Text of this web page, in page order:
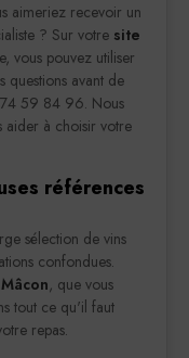
aimeriez recevoir un
? Sur votre site
vous pouvez utiliser
questions avant de
74 59 84 96. Nous
aider à choisir votre
références
sélection de vins
confondues.
Mâcon, que vous
tout ce qu'il faut
repas.